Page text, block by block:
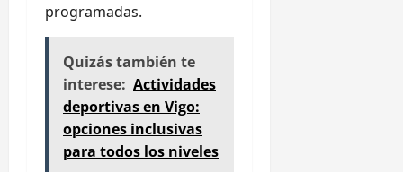
programadas.
Quizás también te
interese: Actividades
deportivas en Vigo:
opciones inclusivas
para todos los niveles